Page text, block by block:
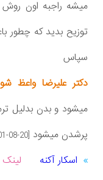
میشه راجبه اون
توزیح بدید که چطور
سپاس
دکتر علیرضا واعظ
میشود و بدن بدلیل
پرشدن میشود [1401-08-20]
اسکار آکنه